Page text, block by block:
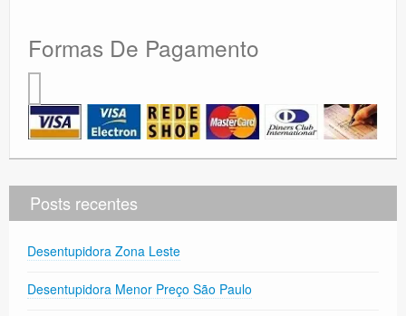
Formas De Pagamento
Posts recentes
Desentupidora Zona Leste
Desentupidora Menor Preço São Paulo